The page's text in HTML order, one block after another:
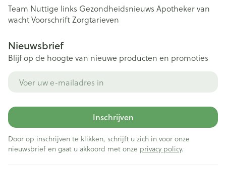
Team Nuttige links Gezondheidsnieuws Apotheker van
wachtVoorschriftZorgtarieven
Nieuwsbrief
Blijf op de hoogte van nieuwe producten en promoties
Inschrijven
Door op inschrijven te klikken, schrijft u zich in voor onze
nieuwsbrief en gaat u akkoord met onze privacy policy.